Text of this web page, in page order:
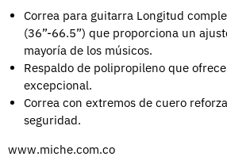
Correa para guitarra Longitud
(36”-66.5”) que proporciona un
mayoría de los músicos.
Respaldo de polipropileno que
excepcional.
Correa con extremos de cuero
seguridad.
www.miche.com.co